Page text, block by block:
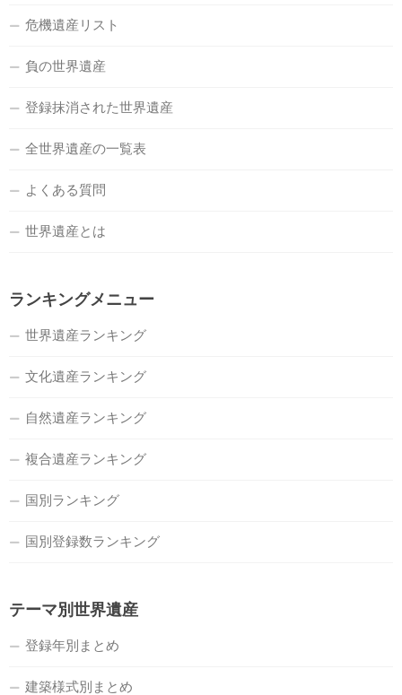
危機遺産リスト
負の世界遺産
登録抹消された世界遺産
全世界遺産の一覧表
よくある質問
世界遺産とは
ランキングメニュー
世界遺産ランキング
文化遺産ランキング
自然遺産ランキング
複合遺産ランキング
国別ランキング
国別登録数ランキング
テーマ別世界遺産
登録年別まとめ
建築様式別まとめ